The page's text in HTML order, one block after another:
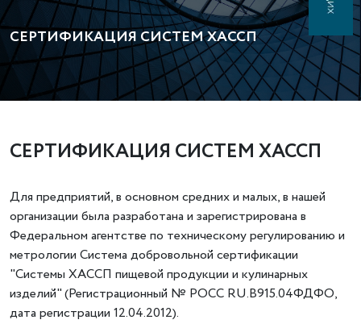
СЕРТИФИКАЦИЯ СИСТЕМ ХАССП
СЕРТИФИКАЦИЯ СИСТЕМ ХАССП
Для предприятий, в основном средних и малых, в нашей
организации была разработана и зарегистрирована в
Федеральном агентстве по техническому регулированию и
метрологии Система добровольной сертификации
"Системы ХАССП пищевой продукции и кулинарных
изделий" (Регистрационный № РОСС RU.В915.04ФДФО,
дата регистрации 12.04.2012).